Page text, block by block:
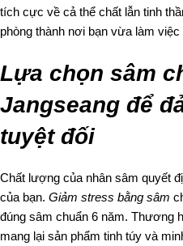
tích cực về cả thể chất lẫn tinh
phòng thành nơi bạn vừa làm
Lựa chọn sâm
Jangseang để
tuyệt đối
Chất lượng của nhân sâm quyết
của bạn. Giảm stress bằng sâm
đúng sâm chuẩn 6 năm. Thương
mang lại sản phẩm tinh túy và